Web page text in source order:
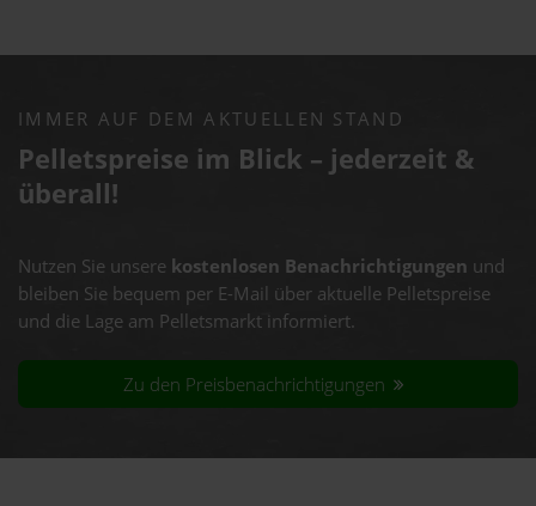
IMMER AUF DEM AKTUELLEN STAND
Pelletspreise im Blick – jederzeit &
überall!
Nutzen Sie unsere kostenlosen Benachrichtigungen und
bleiben Sie bequem per E-Mail über aktuelle Pelletspreise
und die Lage am Pelletsmarkt informiert.
Zu den Preisbenachrichtigungen